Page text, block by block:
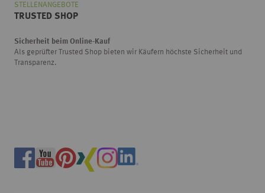
STELLENANGEBOTE
TRUSTED SHOP
Sicherheit beim Online-Kauf
Als geprüfter Trusted Shop bieten wir Käufern höchste Sicherheit und
Transparenz.